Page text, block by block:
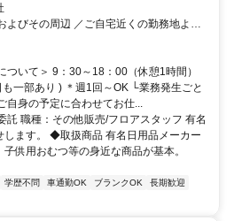
びその周辺 ／ご自宅近くの勤務地より
ーor公共交通機関どちらでもOK！
ついて＞ 9：30～18：00（休憩1時間）
一部あり ) ＊週1回～OK └業務発生ごと
身の予定に合わせてお仕...
託 職種：その他販売/フロアスタッフ 有名
します。 ◆取扱商品 有名日用品メーカー
供用おむつ等の身近な商品が基本。
学歴不問 車通勤OK ブランクOK
長期歓迎